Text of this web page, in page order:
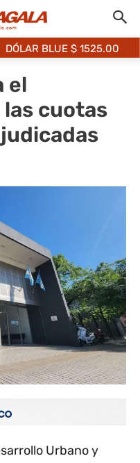
DÓLAR BLUE $ 1525.00
el
cuotas
Urbano y